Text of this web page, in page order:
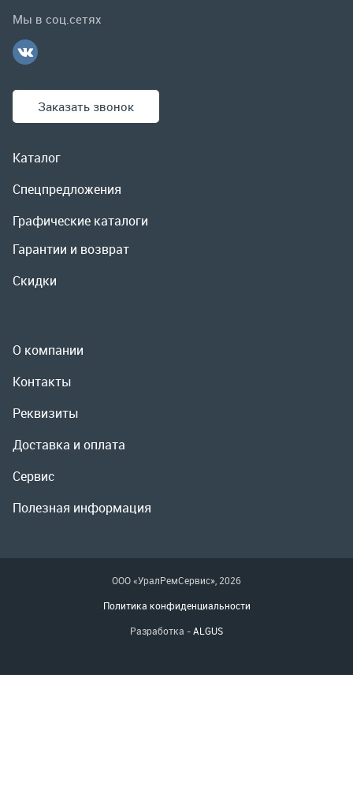
Спецпредложения
Гарантии и возврат
Полезная информация